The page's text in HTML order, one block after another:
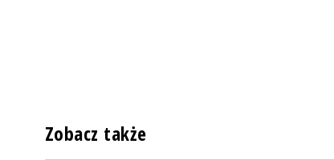
Zobacz także